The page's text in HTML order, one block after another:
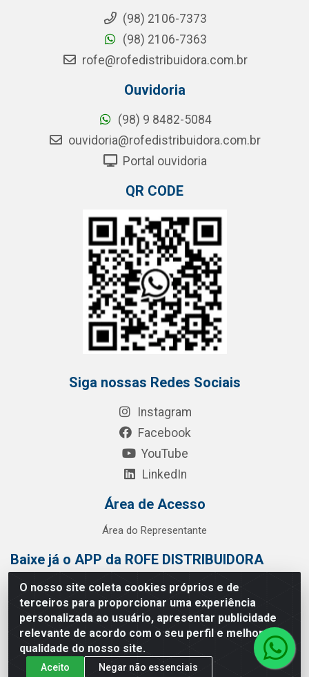
O nosso site coleta cookies próprios e de
terceiros para proporcionar uma experiência
personalizada ao usuário, apresentar publicidade
relevante de acordo com o seu perfil e melhorar a
qualidade do nosso site.
Aceito Negar não essenciais
(98) 2106-7373
(98) 2106-7363
rofe@rofedistribuidora.com.br
Ouvidoria
(98) 9 8482-5084
ouvidoria@rofedistribuidora.com.br
Portal ouvidoria
QR CODE
Siga nossas Redes Sociais
Instagram
Facebook
YouTube
LinkedIn
Área de Acesso
Área do Representante
Baixe já o APP da ROFE DISTRIBUIDORA